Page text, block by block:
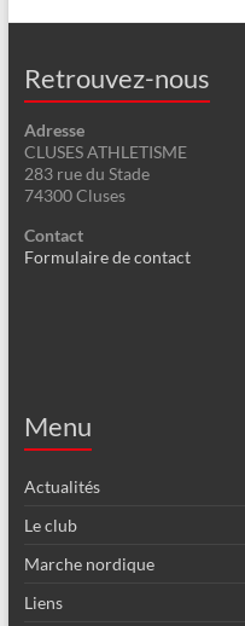
Retrouvez-nous
Adresse
CLUSES ATHLETISME
283 rue du Stade
74300 Cluses
Contact
Formulaire de contact
Menu
Actualités
Le club
Marche nordique
Liens